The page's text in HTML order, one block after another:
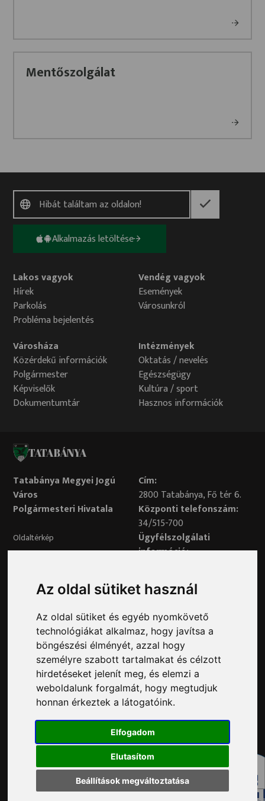
Az oldal sütiket használ
Az oldal sütiket és egyéb nyomkövető
technológiákat alkalmaz, hogy javítsa a
böngészési élményét, azzal hogy
személyre szabott tartalmakat és célzott
hirdetéseket jelenít meg, és elemzi a
weboldalunk forgalmát, hogy megtudjuk
honnan érkeztek a látogatóink.
Elfogadom
Elutasítom
Beállítások megváltoztatása
Mentőszolgálat
Alkalmazás letöltése
Lakos vagyok
Hírek
Parkolás
Probléma bejelentés
Vendég vagyok
Események
Városunkról
Városháza
Közérdekű információk
Polgármester
Képviselők
Dokumentumtár
Intézmények
Oktatás / nevelés
Egészségügy
Kultúra / sport
Hasznos információk
TATABÁNYA
Tatabánya Megyei Jogú
Város
Polgármesteri Hivatala
Oldaltérkép
Adatvédelem
Cím:
2800 Tatabánya, Fő tér 6.
Központi telefonszám:
34/515-700
Ügyfélszolgálati
információ:
Véleményvonal:
34/515-799
Adatvédelmi tisztviselő elérhetősége:
adatvedelem@ph.tatabanya.hu
Minden jog fenntartva © 2026 Tatabánya